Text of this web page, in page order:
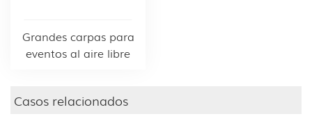
Grandes carpas para
eventos al aire libre
Casos relacionados